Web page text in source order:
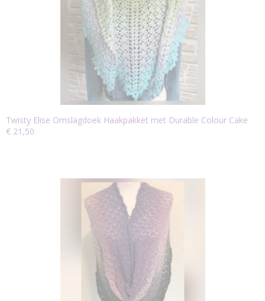
Twisty Elise Omslagdoek Haakpakket met Durable Colour Cake
€ 21,50